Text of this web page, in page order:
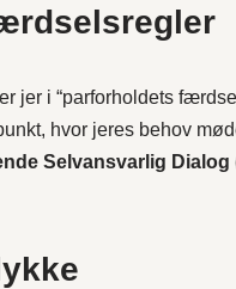
jer i “parforholdets
hvor jeres behov
Selvansvarlig Dialog